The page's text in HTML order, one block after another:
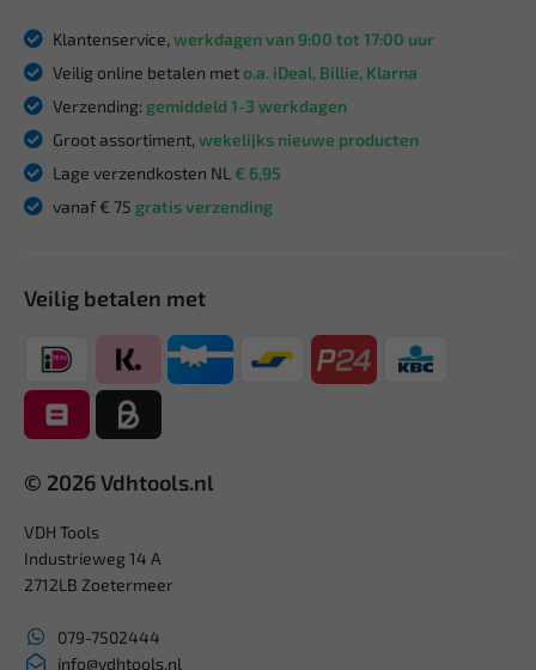
Klantenservice, werkdagen van 9:00 tot 17:00 uur
Veilig online betalen meto.a. iDeal, Billie, Klarna
Verzending: gemiddeld 1-3 werkdagen
Groot assortiment, wekelijks nieuwe producten
Lage verzendkosten NL € 6,95
vanaf € 75 gratis verzending
Veilig betalen met
© 2026 Vdhtools.nl
VDH Tools
Industrieweg 14 A
2712LB Zoetermeer
079-7502444
info@vdhtools.nl